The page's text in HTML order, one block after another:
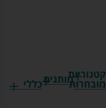
קטגוריות
מובחרותמותגים
גרקו
כללי